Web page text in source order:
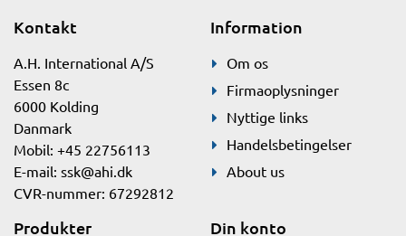
Kontakt
A.H. International A/S
Essen 8c
6000 Kolding
Danmark
Mobil: +45 22756113
E-mail: ssk@ahi.dk
CVR-nummer: 67292812
Information
Om os
Firmaoplysninger
Nyttige links
Handelsbetingelser
About us
Produkter Din konto